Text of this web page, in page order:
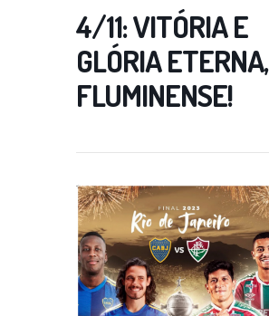
4/11: VITÓRIA E
GLÓRIA ETERNA,
FLUMINENSE!